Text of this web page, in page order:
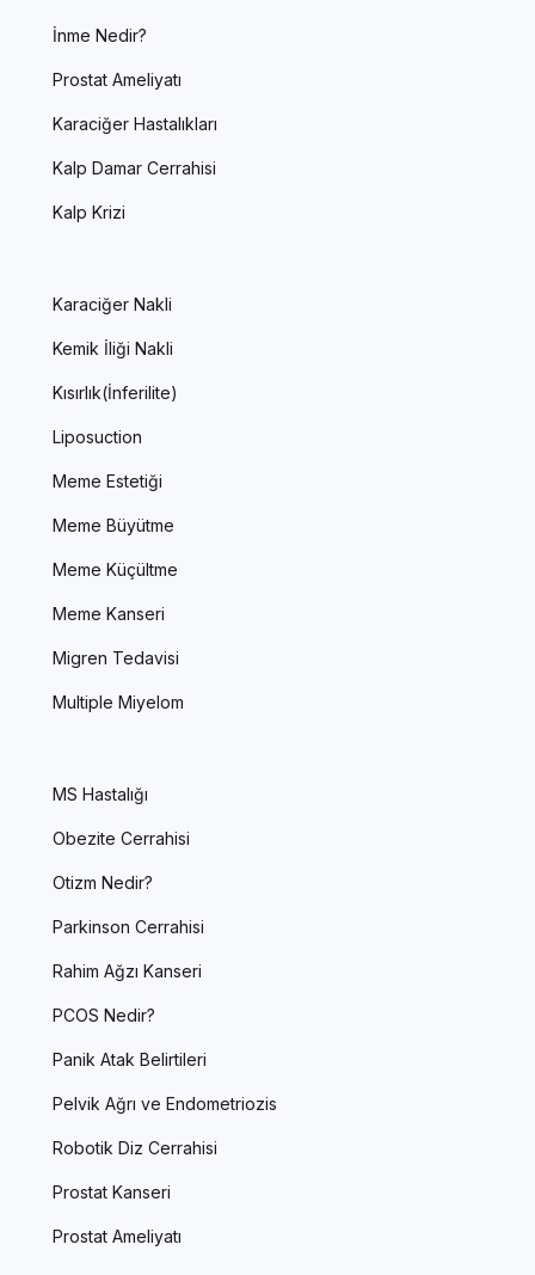
İnme Nedir?
Prostat Ameliyatı
Karaciğer Hastalıkları
Kalp Damar Cerrahisi
Kalp Krizi
Karaciğer Nakli
Kemik İliği Nakli
Kısırlık(İnferilite)
Liposuction
Meme Estetiği
Meme Büyütme
Meme Küçültme
Meme Kanseri
Migren Tedavisi
Multiple Miyelom
MS Hastalığı
Obezite Cerrahisi
Otizm Nedir?
Parkinson Cerrahisi
Rahim Ağzı Kanseri
PCOS Nedir?
Panik Atak Belirtileri
Pelvik Ağrı ve Endometriozis
Robotik Diz Cerrahisi
Prostat Kanseri
Prostat Ameliyatı